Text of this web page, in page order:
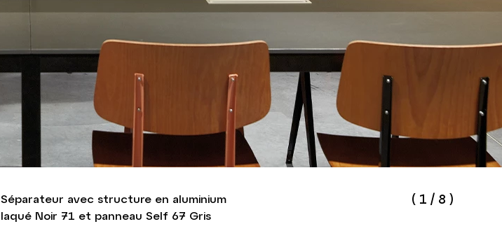
( 1 / 8 )
Séparateur avec structure en aluminium
laqué Noir 71 et panneau Self 67 Gris